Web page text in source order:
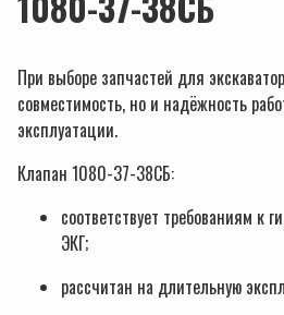
При выборе запчастей для
совместимость, но и надёжность
эксплуатации.
Клапан 1080-37-38СБ:
соответствует требованиям к
ЭКГ;
рассчитан на длительную